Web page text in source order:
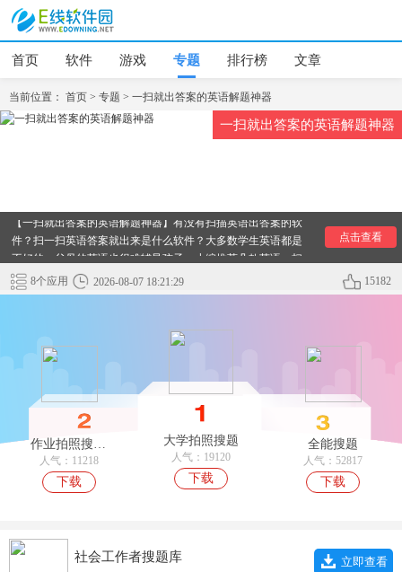
首页 软件 游戏 专题 排行榜 文章
当前位置： 首页 > 专题 > 一扫就出答案的英语解题神器
一扫就出答案的英语解题神器
【一扫就出答案的英语解题神器】有没有扫描英语出答案的软
件？扫一扫英语答案就出来是什么软件？大多数学生英语都是
不好的，父母的英语也很难辅导孩子，小编推荐几款英语一扫
就出答案的软件，帮助英语不好的学生们辅导英语作业，纠正
发音，遇到不会的就鞥呢解决了，快来下载吧！
点击查看
8个应用 2026-08-07 18:21:29 15182
作业拍照搜答案
人气：11218
下载
大学拍照搜题
人气：19120
下载
全能搜题
人气：52817
下载
社会工作者搜题库 立即查看